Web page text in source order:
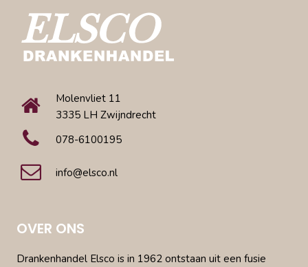
Molenvliet 11
3335 LH Zwijndrecht
078-6100195
info@elsco.nl
OVER ONS
Drankenhandel Elsco is in 1962 ontstaan uit een fusie